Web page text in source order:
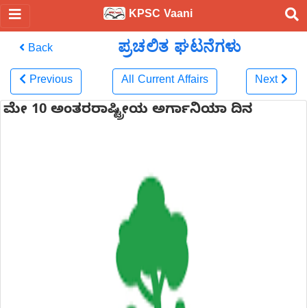
KPSC Vaani
Back ಪ್ರಚಲಿತ ಘಟನೆಗಳು
Previous All Current Affairs Next
ಮೇ 10 ಅಂತರರಾಷ್ಟ್ರೀಯ ಅರ್ಗಾನಿಯಾ ದಿನ